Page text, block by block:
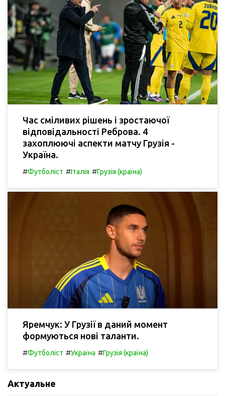
Час сміливих рішень і зростаючої
відповідальності Реброва. 4
захоплюючі аспекти матчу Грузія -
Україна.
#Футболіст #Італія #Грузія (країна)
Яремчук: У Грузії в даний момент
формуються нові таланти.
#Футболіст #Україна #Грузія (країна)
Актуальне